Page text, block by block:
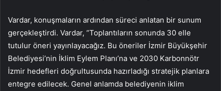
Vardar, konuşmaların ardından süreci anlatan bir sunum
gerçekleştirdi. Vardar, “Toplantıların sonunda 30 elle
tutulur öneri yayınlayacağız. Bu öneriler İzmir Büyükşehir
Belediyesi’nin İklim Eylem Planı’na ve 2030 Karbonnötr
İzmir hedefleri doğrultusunda hazırladığı stratejik planlara
entegre edilecek. Genel anlamda belediyenin iklim